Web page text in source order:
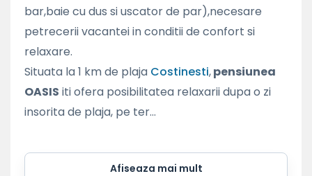
bar,baie cu dus si uscator de par),necesare
petrecerii vacantei in conditii de confort si
relaxare.
Situata la 1 km de plaja Costinesti,pensiunea
OASIS iti ofera posibilitatea relaxarii dupa o zi
insorita de plaja, pe ter...
Afiseaza mai mult